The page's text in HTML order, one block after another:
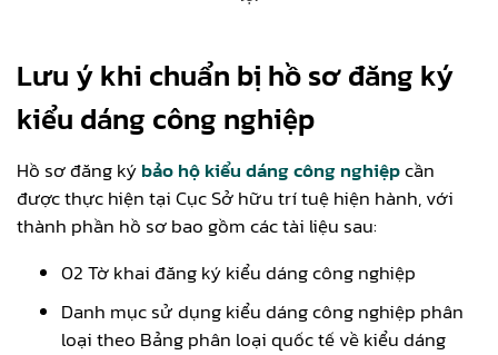
Lưu ý khi chuẩn bị hồ sơ đăng ký
kiểu dáng công nghiệp
Hồ sơ đăng kýbảo hộ kiểu dáng công nghiệpcần
được thực hiện tại Cục Sở hữu trí tuệ hiện hành, với
thành phần hồ sơ bao gồm các tài liệu sau:
02 Tờ khai đăng ký kiểu dáng công nghiệp
Danh mục sử dụng kiểu dáng công nghiệp phân
loại theo Bảng phân loại quốc tế về kiểu dáng